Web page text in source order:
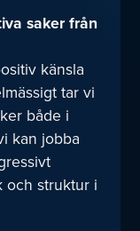
saker från
känsla
tar vi
både i
kan jobba
och struktur i